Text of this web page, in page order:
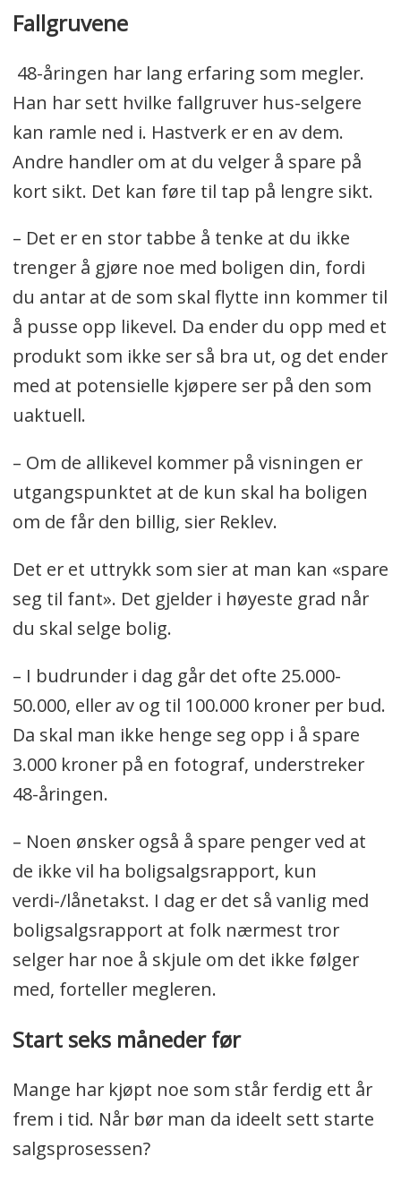
Fallgruvene
48-åringen har lang erfaring som megler.
Han har sett hvilke fallgruver hus-selgere
kan ramle ned i. Hastverk er en av dem.
Andre handler om at du velger å spare på
kort sikt. Det kan føre til tap på lengre sikt.
– Det er en stor tabbe å tenke at du ikke
trenger å gjøre noe med boligen din, fordi
du antar at de som skal flytte inn kommer til
å pusse opp likevel. Da ender du opp med et
produkt som ikke ser så bra ut, og det ender
med at potensielle kjøpere ser på den som
uaktuell.
– Om de allikevel kommer på visningen er
utgangspunktet at de kun skal ha boligen
om de får den billig, sier Reklev.
Det er et uttrykk som sier at man kan «spare
seg til fant». Det gjelder i høyeste grad når
du skal selge bolig.
– I budrunder i dag går det ofte 25.000-
50.000, eller av og til 100.000 kroner per bud.
Da skal man ikke henge seg opp i å spare
3.000 kroner på en fotograf, understreker
48-åringen.
– Noen ønsker også å spare penger ved at
de ikke vil ha boligsalgsrapport, kun
verdi-/lånetakst. I dag er det så vanlig med
boligsalgsrapport at folk nærmest tror
selger har noe å skjule om det ikke følger
med, forteller megleren.
Start seks måneder før
Mange har kjøpt noe som står ferdig ett år
frem i tid. Når bør man da ideelt sett starte
salgsprosessen?